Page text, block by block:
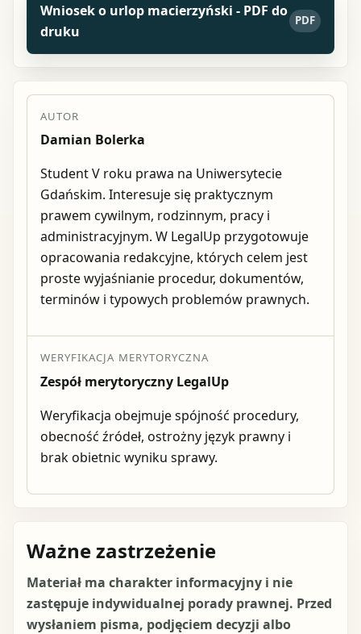
Wniosek o urlop macierzyński - PDF do
druku
PDF
AUTOR
Damian Bolerka
Student V roku prawa na Uniwersytecie
Gdańskim. Interesuje się praktycznym
prawem cywilnym, rodzinnym, pracy i
administracyjnym. W LegalUp przygotowuje
opracowania redakcyjne, których celem jest
proste wyjaśnianie procedur, dokumentów,
terminów i typowych problemów prawnych.
WERYFIKACJA MERYTORYCZNA
Zespół merytoryczny LegalUp
Weryfikacja obejmuje spójność procedury,
obecność źródeł, ostrożny język prawny i
brak obietnic wyniku sprawy.
Ważne zastrzeżenie
Materiał ma charakter informacyjny i nie
zastępuje indywidualnej porady prawnej. Przed
wysłaniem pisma, podjęciem decyzji albo